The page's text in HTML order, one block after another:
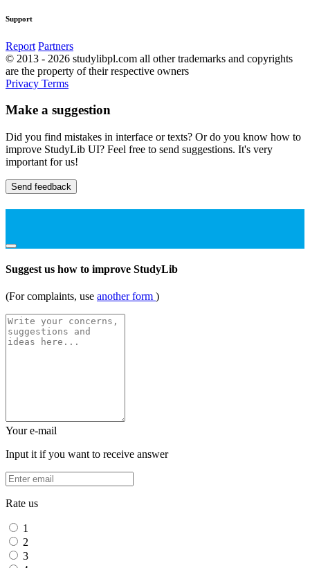
Support
Report Partners
© 2013 - 2026 studylibpl.com all other trademarks and copyrights
are the property of their respective owners
Privacy Terms
Make a suggestion
Did you find mistakes in interface or texts? Or do you know how to
improve StudyLib UI? Feel free to send suggestions. It's very
important for us!
Send feedback
Suggest us how to improve StudyLib
(For complaints, use another form )
Your e-mail
Input it if you want to receive answer
Rate us
1
2
3